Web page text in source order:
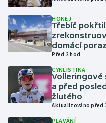
Moderní pětiboj
Motorsport
Olympijské hry
Parasport
Plavání
HOKEJ
Třebíč
domácí
Před 2 hod
CYKLISTIKA
Volleringové
a před
žlutého
Aktualizováno před
PLAVÁNÍ